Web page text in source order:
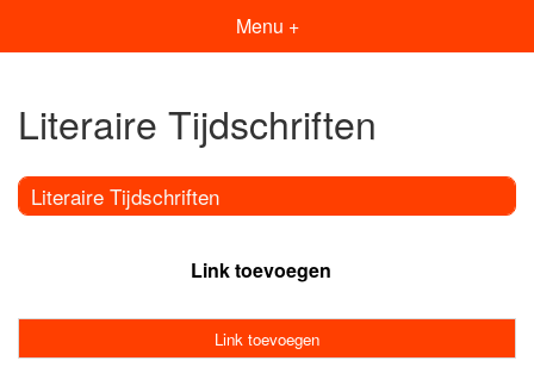
Menu +
Literaire Tijdschriften
Literaire Tijdschriften
Link toevoegen
Link toevoegen